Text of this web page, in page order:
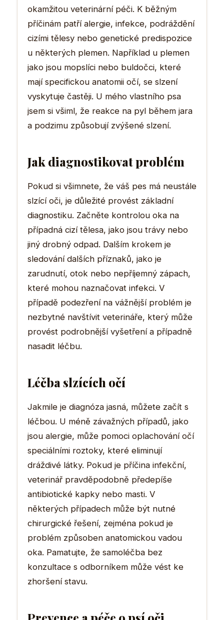
okamžitou veterinární péči. K běžným
příčinám patří alergie, infekce, podráždění
cizími tělesy nebo genetické predispozice
u některých plemen. Například u plemen
jako jsou mopslíci nebo buldočci, které
mají specifickou anatomii očí, se slzení
vyskytuje častěji. U mého vlastního psa
jsem si všiml, že reakce na pyl během jara
a podzimu způsobují zvýšené slzení.
Jak diagnostikovat problém
Pokud si všimnete, že váš pes má neustále
slzící oči, je důležité provést základní
diagnostiku. Začněte kontrolou oka na
případná cizí tělesa, jako jsou trávy nebo
jiný drobný odpad. Dalším krokem je
sledování dalších příznaků, jako je
zarudnutí, otok nebo nepříjemný zápach,
které mohou naznačovat infekci. V
případě podezření na vážnější problém je
nezbytné navštívit veterináře, který může
provést podrobnější vyšetření a případně
nasadit léčbu.
Léčba slzících očí
Jakmile je diagnóza jasná, můžete začít s
léčbou. U méně závažných případů, jako
jsou alergie, může pomoci oplachování očí
speciálními roztoky, které eliminují
dráždivé látky. Pokud je příčina infekční,
veterinář pravděpodobně předepíše
antibiotické kapky nebo masti. V
některých případech může být nutné
chirurgické řešení, zejména pokud je
problém způsoben anatomickou vadou
oka. Pamatujte, že samoléčba bez
konzultace s odborníkem může vést ke
zhoršení stavu.